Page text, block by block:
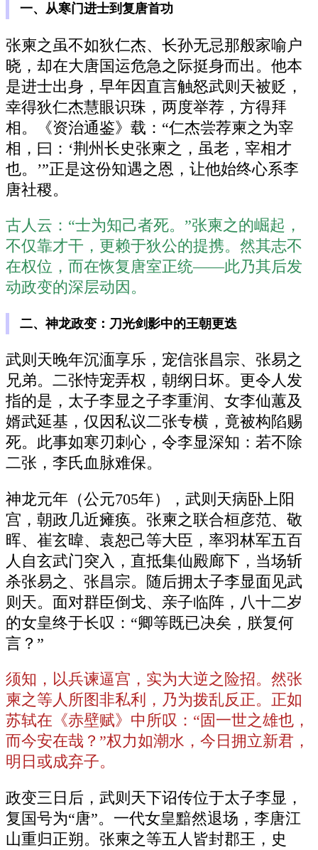
一、从寒门进士到复唐首功
张柬之虽不如狄仁杰、长孙无忌那般家喻户
晓，却在大唐国运危急之际挺身而出。他本
是进士出身，早年因直言触怒武则天被贬，
幸得狄仁杰慧眼识珠，两度举荐，方得拜
相。《资治通鉴》载：“仁杰尝荐柬之为宰
相，曰：‘荆州长史张柬之，虽老，宰相才
也。’”正是这份知遇之恩，让他始终心系李
唐社稷。
古人云：“士为知己者死。”张柬之的崛起，
不仅靠才干，更赖于狄公的提携。然其志不
在权位，而在恢复唐室正统——此乃其后发
动政变的深层动因。
二、神龙政变：刀光剑影中的王朝更迭
武则天晚年沉湎享乐，宠信张昌宗、张易之
兄弟。二张恃宠弄权，朝纲日坏。更令人发
指的是，太子李显之子李重润、女李仙蕙及
婿武延基，仅因私议二张专横，竟被构陷赐
死。此事如寒刃刺心，令李显深知：若不除
二张，李氏血脉难保。
神龙元年（公元705年），武则天病卧上阳
宫，朝政几近瘫痪。张柬之联合桓彦范、敬
晖、崔玄暐、袁恕己等大臣，率羽林军五百
人自玄武门突入，直抵集仙殿廊下，当场斩
杀张易之、张昌宗。随后拥太子李显面见武
则天。面对群臣倒戈、亲子临阵，八十二岁
的女皇终于长叹：“卿等既已决矣，朕复何
言？”
须知，以兵谏逼宫，实为大逆之险招。然张
柬之等人所图非私利，乃为拨乱反正。正如
苏轼在《赤壁赋》中所叹：“固一世之雄也，
而今安在哉？”权力如潮水，今日拥立新君，
明日或成弃子。
政变三日后，武则天下诏传位于太子李显，
复国号为“唐”。一代女皇黯然退场，李唐江
山重归正朔。张柬之等五人皆封郡王，史